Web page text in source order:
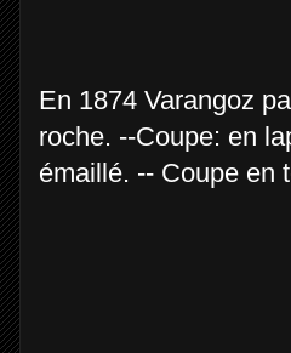
En 1874 Varangoz
roche. --Coupe: en
émaillé. -- Coupe en